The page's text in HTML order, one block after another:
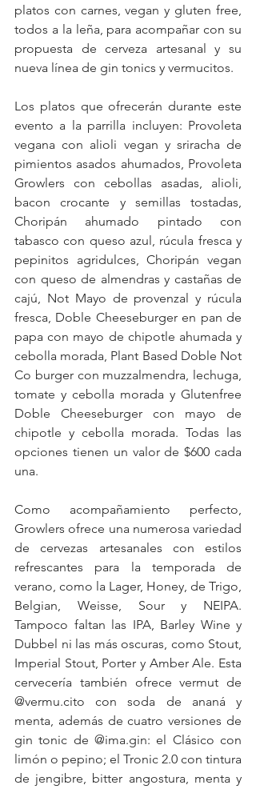
platos con carnes, vegan y gluten free,
todos a la leña, para acompañar con su
propuesta de cerveza artesanal y su
nueva línea de gin tonics y vermucitos.
Los platos que ofrecerán durante este
evento a la parrilla incluyen: Provoleta
vegana con alioli vegan y sriracha de
pimientos asados ahumados, Provoleta
Growlers con cebollas asadas, alioli,
bacon crocante y semillas tostadas,
Choripán ahumado pintado con
tabasco con queso azul, rúcula fresca y
pepinitos agridulces, Choripán vegan
con queso de almendras y castañas de
cajú, Not Mayo de provenzal y rúcula
fresca, Doble Cheeseburger en pan de
papa con mayo de chipotle ahumada y
cebolla morada, Plant Based Doble Not
Co burger con muzzalmendra, lechuga,
tomate y cebolla morada y Glutenfree
Doble Cheeseburger con mayo de
chipotle y cebolla morada. Todas las
opciones tienen un valor de $600 cada
una.
Como acompañamiento perfecto,
Growlers ofrece una numerosa variedad
de cervezas artesanales con estilos
refrescantes para la temporada de
verano, como la Lager, Honey, de Trigo,
Belgian, Weisse, Sour y NEIPA.
Tampoco faltan las IPA, Barley Wine y
Dubbel ni las más oscuras, como Stout,
Imperial Stout, Porter y Amber Ale. Esta
cervecería también ofrece vermut de
@vermu.cito con soda de ananá y
menta, además de cuatro versiones de
gin tonic de @ima.gin: el Clásico con
limón o pepino; el Tronic 2.0 con tintura
de jengibre, bitter angostura, menta y